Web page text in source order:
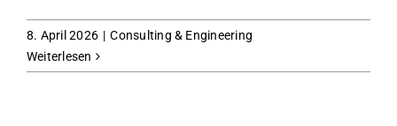
8. April 2026 | Consulting & Engineering
Weiterlesen